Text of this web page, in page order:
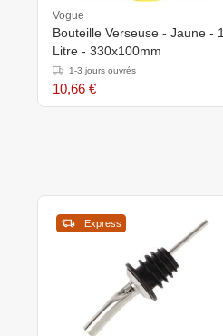
Vogue
Bouteille Verseuse - Jaune - 1
Litre - 330x100mm
1-3 jours ouvrés
10,66 €
Express